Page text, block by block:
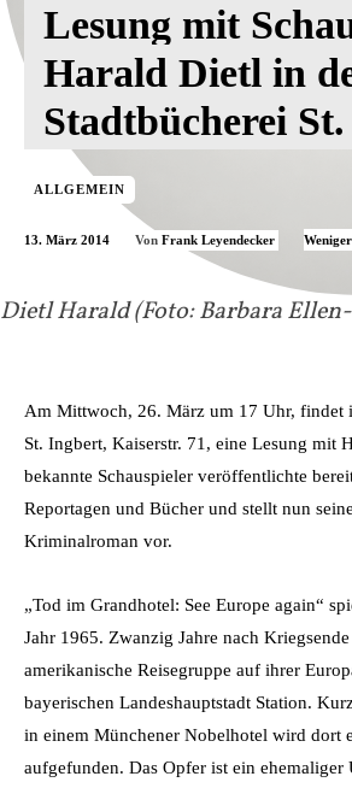
Dietl Harald (Foto: Barbara
Lesung mit
Harald Dietl in
Stadtbücherei
ALLGEMEIN
13. März 2014 Von Frank Leyendecker
Am Mittwoch, 26. März um 17 Uhr, findet
St. Ingbert, Kaiserstr. 71, eine Lesung mit
bekannte Schauspieler veröffentlichte
Reportagen und Bücher und stellt nun
Kriminalroman vor.
„Tod im Grandhotel: See Europe again“
Jahr 1965. Zwanzig Jahre nach
amerikanische Reisegruppe auf ihrer
bayerischen Landeshauptstadt Station.
in einem Münchener Nobelhotel wird dort
aufgefunden. Das Opfer ist ein